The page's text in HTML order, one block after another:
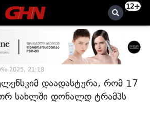
12+
2025, 21:18
დაადასტურა, რომ 17
სახლში დონალდ ტრამპს